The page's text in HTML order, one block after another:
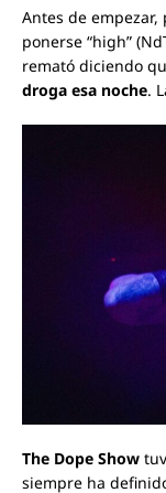
Antes de
ponerse “high”
remató diciendo
droga esa noche.
The Dope Show
siempre ha